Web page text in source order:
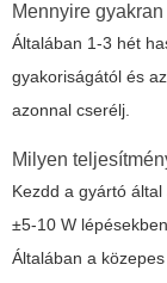
Mennyire
Általában 1-3 hét
gyakoriságától és
azonnal cserélj.
Milyen
Kezdd a gyártó
±5-10 W
Általában a